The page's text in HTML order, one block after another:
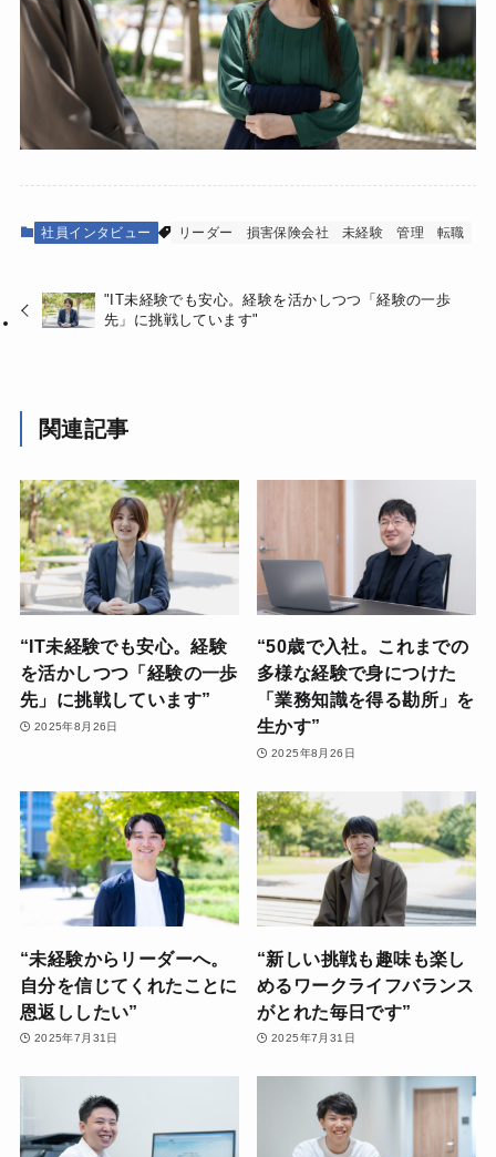
社員インタビュー リーダー 損害保険会社 未経験 管理 転職
"IT未経験でも安心。経験を活かしつつ「経験の一歩
先」に挑戦しています"
関連記事
“IT未経験でも安心。経験
を活かしつつ「経験の一歩
先」に挑戦しています”
2025年8月26日
“50歳で入社。これまでの
多様な経験で身につけた
「業務知識を得る勘所」を
生かす”
2025年8月26日
“未経験からリーダーへ。
自分を信じてくれたことに
恩返ししたい”
2025年7月31日
“新しい挑戦も趣味も楽し
めるワークライフバランス
がとれた毎日です”
2025年7月31日